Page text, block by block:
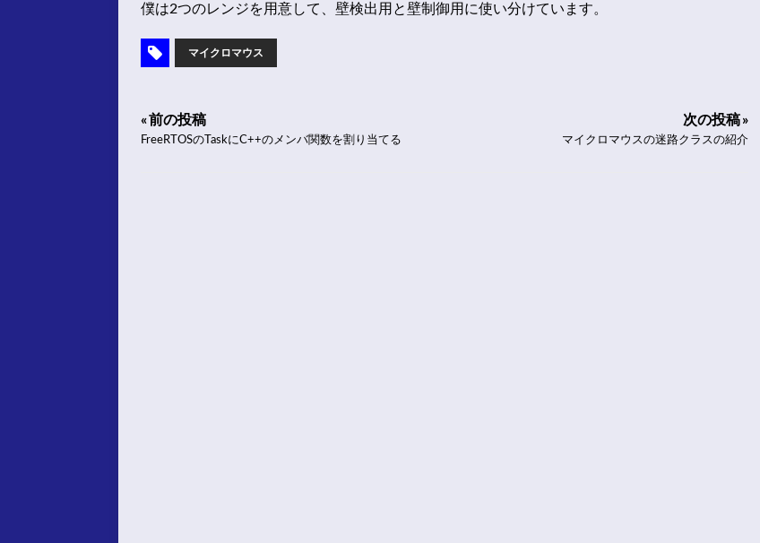
僕は2つのレンジを用意して、壁検出用と壁制御用に使い分けています。
マイクロマウス
« 前の投稿
FreeRTOSのTaskにC++のメンバ関数を割り当てる
次の投稿 »
マイクロマウスの迷路クラスの紹介